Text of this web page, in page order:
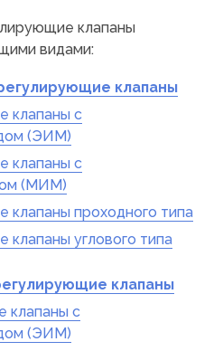
клапаны
видами:
клапаны
клапаны с
(ЭИМ)
клапаны с
(МИМ)
клапаны проходного типа
клапаны углового типа
клапаны
клапаны с
(ЭИМ)